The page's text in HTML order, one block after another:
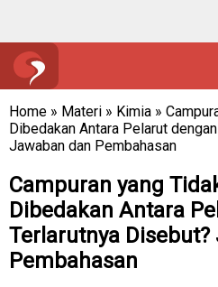
Home » Materi » Kimia »
Dibedakan Antara Pelarut
Jawaban dan Pembahasan
Campuran yang
Dibedakan Antara
Terlarutnya
Pembahasan